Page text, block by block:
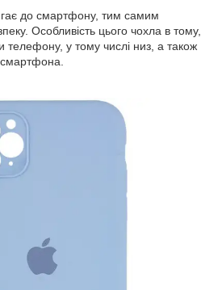
до смартфону, тим самим
Особливість цього чохла в тому,
телефону, у тому числі низ, а також
смартфона.